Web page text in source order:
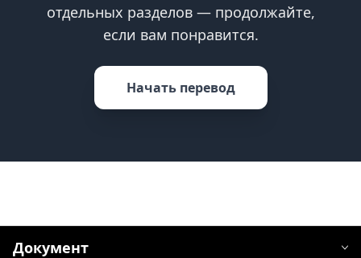
отдельных разделов — продолжайте,
если вам понравится.
Начать перевод
Документ